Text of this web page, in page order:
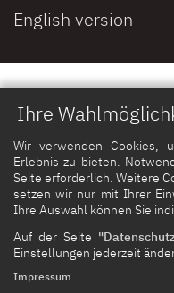
Ihre
Wir verwenden Cookies,
Erlebnis zu bieten.
Seite erforderlich. Weitere
setzen wir nur mit Ihrer
Ihre Auswahl können Sie
Auf der Seite
Einstellungen jederzeit
Impressum
English version